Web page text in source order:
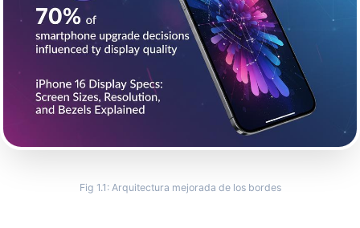
jugando con devoluciones y arrepentimientos.
Así que acérquese a una silla (o quédese de pie
dramáticamente junto a una ventana), porque
estamos a punto de abrir las especificaciones
hacen que estas pantallas valgan su peso en